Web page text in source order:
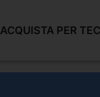
ACQUISTA PER